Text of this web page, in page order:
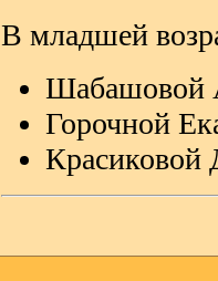
В младшей
Шабашовой
Горочной
Красиковой